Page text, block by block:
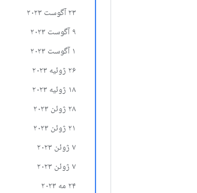
۲۳ آگوست ۲۰۲۳
۹ آگوست ۲۰۲۳
۱ آگوست ۲۰۲۳
۲۶ ژوئیه ۲۰۲۳
۱۸ ژوئیه ۲۰۲۳
۲۸ ژوئن ۲۰۲۳
۲۱ ژوئن ۲۰۲۳
۷ ژوئن ۲۰۲۳
۷ ژوئن ۲۰۲۳
۲۴ مه ۲۰۲۳